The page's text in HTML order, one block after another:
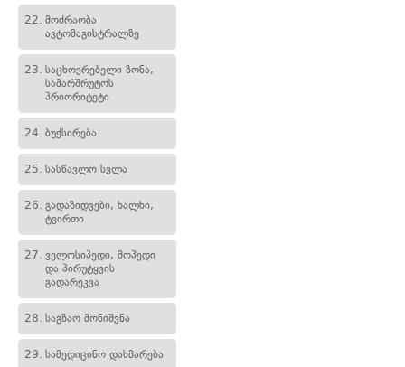
22. მოძრაობა
ავტომაგისტრალზე
23. საცხოვრებელი ზონა,
სამარშრუტოს
პრიორიტეტი
24. ბუქსირება
25. სასწავლო სვლა
26. გადაზიდვები, ხალხი,
ტვირთი
27. ველოსიპედი, მოპედი
და პირუტყვის
გადარეკვა
28. საგზაო მონიშვნა
29. სამედიცინო დახმარება